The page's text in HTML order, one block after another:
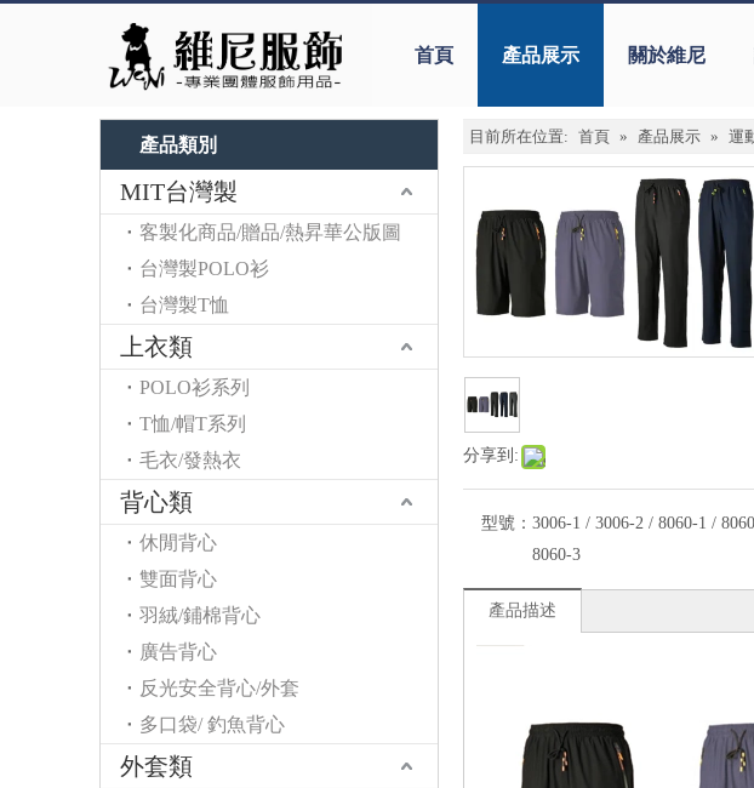
首頁 產品展示 關於維尼
產品類別
MIT台灣製
客製化商品/贈品/熱昇華公版圖
台灣製POLO衫
台灣製T恤
上衣類
POLO衫系列
T恤/帽T系列
毛衣/發熱衣
背心類
休閒背心
雙面背心
羽絨/鋪棉背心
廣告背心
反光安全背心/外套
多口袋/ 釣魚背心
外套類
目前所在位置: 首頁 » 產品展示 » 運
分享到:
型號： 3006-1 / 3006-2 / 8060-1 /
8060-3
產品描述